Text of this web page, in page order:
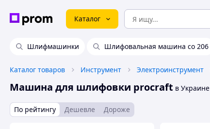
Каталог
Шлифмашинки Шлифовальная машина со 206
Каталог товаров Инструмент Электроинструмент
Машина для шлифовки procraft в Украине
По рейтингу Дешевле Дороже